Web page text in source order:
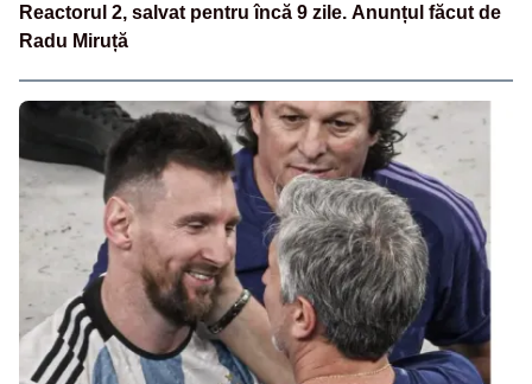
Reactorul 2, salvat pentru încă 9 zile. Anunțul făcut de
Radu Miruță